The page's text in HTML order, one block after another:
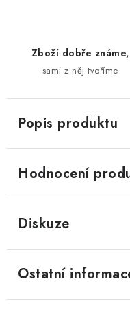
Zboží dobře známe,
sami z něj tvoříme
Popis produktu
Hodnocení
Diskuze
Ostatní